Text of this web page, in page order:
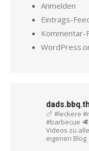
Anmelden
Eintrags-
Kommentar-
🍗 #leckere
#barbecue
Videos zu
eigenen Blog